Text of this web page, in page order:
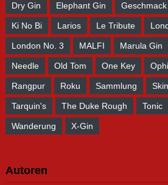
Dry Gin Elephant Gin Geschmack
Ki No Bi Larios Le Tribute
London No. 3 MALFI Marula Gin
Needle Old Tom One Key
Rangpur Roku Sammlung
Tarquin's The Duke Rough Tonic
Wanderung X-Gin
Autoren